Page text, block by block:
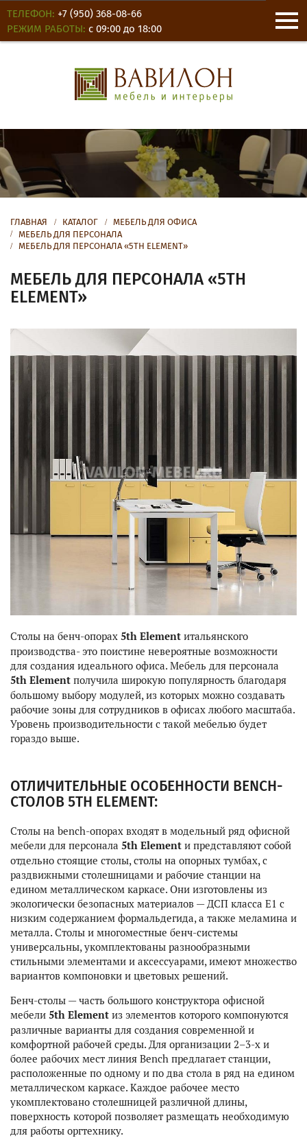
НОВОСТИ
КОНТАКТЫ
ДЛЯ ОФИСА
ДЛЯ КАФЕ И РЕСТОРАНОВ
ТЕЛЕФОН: +7 (950) 368-08-66
РЕЖИМ РАБОТЫ: с 09:00 до 18:00
ГЛАВНАЯ КАТАЛОГ
МЕБЕЛЬ ДЛЯ ОФИСА
МЕБЕЛЬ ДЛЯ ПЕРСОНАЛА
МЕБЕЛЬ ДЛЯ ПЕРСОНАЛА «5TH ELEMENT»
МЕБЕЛЬ ДЛЯ ПЕРСОНАЛА «5TH
ELEMENT»
Столы на бенч-опорах 5th Element итальянского
производства- это поистине невероятные возможности
для создания идеального офиса. Мебель для персонала
5th Element получила широкую популярность благодаря
большому выбору модулей, из которых можно создавать
рабочие зоны для сотрудников в офисах любого масштаба.
Уровень производительности с такой мебелью будет
гораздо выше.
ОТЛИЧИТЕЛЬНЫЕ ОСОБЕННОСТИ BENCH-
СТОЛОВ 5TH ELEMENT:
Столы на bench-опорах входят в модельный ряд офисной
мебели для персонала 5th Element и представляют собой
отдельно стоящие столы, столы на опорных тумбах, с
раздвижными столешницами и рабочие станции на
едином металлическом каркасе. Они изготовлены из
экологически безопасных материалов — ДСП класса Е1 с
низким содержанием формальдегида, а также меламина и
металла. Столы и многоместные бенч-системы
универсальны, укомплектованы разнообразными
стильными элементами и аксессуарами, имеют множество
вариантов компоновки и цветовых решений.
Бенч-столы — часть большого конструктора офисной
мебели 5th Element из элементов которого компонуются
различные варианты для создания современной и
комфортной рабочей среды. Для организации 2–3-х и
более рабочих мест линия Bench предлагает станции,
расположенные по одному и по два стола в ряд на едином
металлическом каркасе. Каждое рабочее место
укомплектовано столешницей различной длины,
поверхность которой позволяет размещать необходимую
для работы оргтехнику.